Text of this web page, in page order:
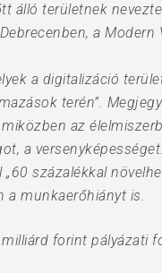
álló területnek
a Modern
a digitalizáció
terén”.
az
a
százalékkal
a munkaerőhiányt is.
forint pályázati